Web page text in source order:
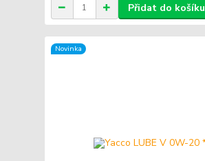
Přidat do košíku
Novinka